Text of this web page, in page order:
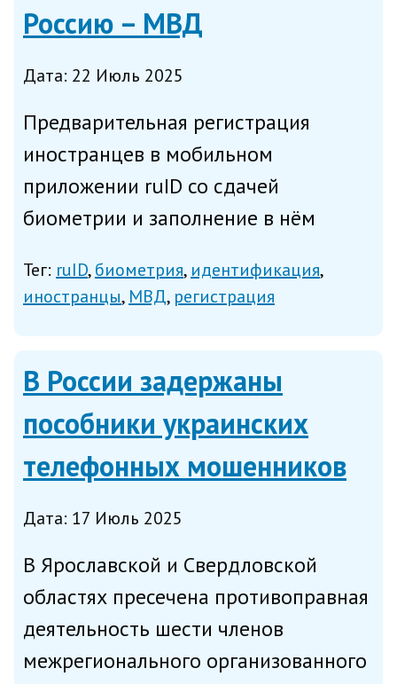
Россию – МВД
Дата: 22 Июль 2025
Предварительная регистрация
иностранцев в мобильном
приложении ruID со сдачей
биометрии и заполнение в нём
добровольной и не послужит
отказом для въезда в РФ, пишет
России. Напомним,...
Тег: ruID биометрия идентификация
иностранцы МВД регистрация
В России задержаны
пособники украинских
телефонных мошенников
Дата: 17 Июль 2025
В Ярославской и Свердловской
областях пресечена противоправная
деятельность шести членов
межрегионального организованного